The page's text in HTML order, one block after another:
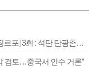
[2026 부산청소년극지체험탐험대 현장르포] 3회 : 석탄 탄광촌에서 북극 연구의 중심지로
검토…중국서 인수 거론”